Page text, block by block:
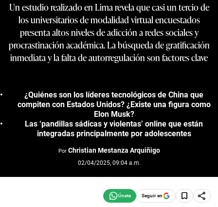
Un estudio realizado en Lima revela que casi un tercio de
los universitarios de modalidad virtual encuestados
presenta altos niveles de adicción a redes sociales y
procrastinación académica. La búsqueda de gratificación
inmediata y la falta de autorregulación son factores clave
¿Quiénes son los líderes tecnológicos de China que
compiten con Estados Unidos? ¿Existe una figura como
Elon Musk?
Las ‘pandillas sádicas y violentas’ online que están
integradas principalmente por adolescentes
Por Christian Mestanza Arquiñigo
02/04/2025, 09:04 a.m.
Seguir en